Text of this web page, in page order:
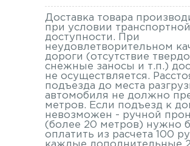
Доставка товара
при условии транспортной
доступности. При
неудовлетворительном
дороги (отсутствие
снежные заносы и т.п.)
не осуществляется.
подъезда до места
автомобиля не должно
метров. Если подъезд к
невозможен - ручной
(более 20 метров) нужно
оплатить из расчета 100